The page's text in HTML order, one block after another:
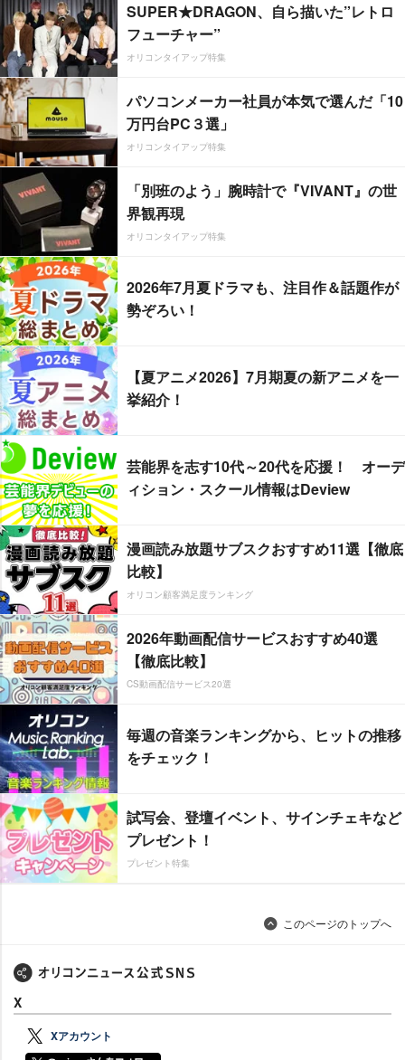
SUPER★DRAGON、自ら描いた”レトロ
フューチャー”
オリコンタイアップ特集
パソコンメーカー社員が本気で選んだ「10
万円台PC３選」
オリコンタイアップ特集
「別班のよう」腕時計で『VIVANT』の世
界観再現
オリコンタイアップ特集
2026年7月夏ドラマも、注目作＆話題作が
勢ぞろい！
【夏アニメ2026】7月期夏の新アニメを一
挙紹介！
芸能界を志す10代～20代を応援！ オーデ
ィション・スクール情報はDeview
漫画読み放題サブスクおすすめ11選【徹底
比較】
オリコン顧客満足度ランキング
2026年動画配信サービスおすすめ40選
【徹底比較】
CS動画配信サービス20選
毎週の音楽ランキングから、ヒットの推移
をチェック！
試写会、登壇イベント、サインチェキなど
プレゼント！
プレゼント特集
このページのトップへ
X
Xアカウント